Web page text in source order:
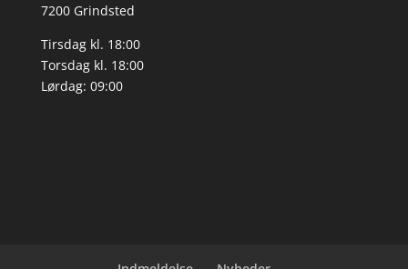
7200 Grindsted
Tirsdag kl. 18:00
Torsdag kl. 18:00
Lørdag: 09:00